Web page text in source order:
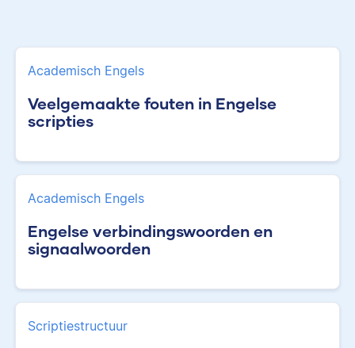
Academisch Engels
Veelgemaakte fouten in Engelse
scripties
Academisch Engels
Engelse verbindingswoorden en
signaalwoorden
Scriptiestructuur